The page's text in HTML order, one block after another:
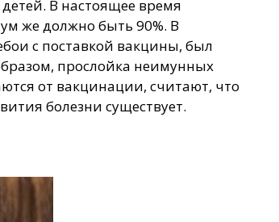
В настоящее время
же должно быть 90%. В
с поставкой вакцины, был
прослойка неимунных
от вакцинации, считают, что
болезни существует.